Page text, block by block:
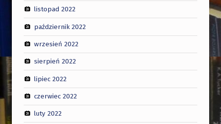
listopad 2022
październik 2022
wrzesień 2022
sierpień 2022
lipiec 2022
czerwiec 2022
luty 2022